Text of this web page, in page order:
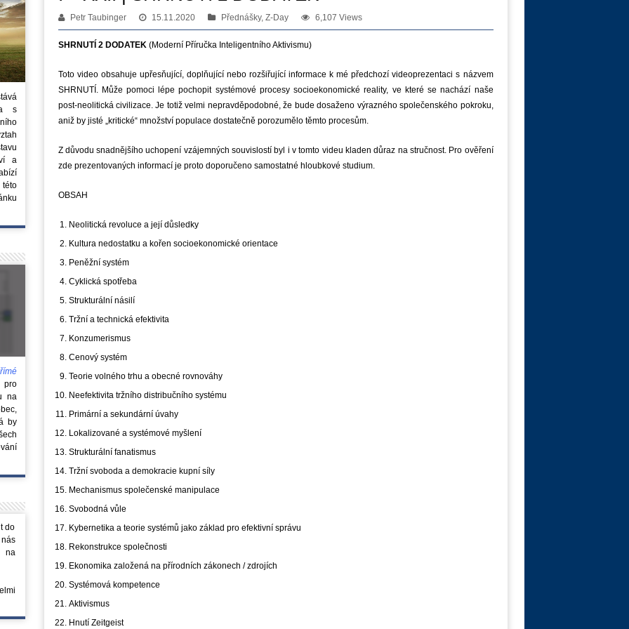
Petr Taubinger 15.11.2020 Přednášky, Z-Day 6,107 Views
SHRNUTÍ 2 DODATEK (Moderní Příručka Inteligentního Aktivismu)
Toto video obsahuje upřesňující, doplňující nebo rozšiřující informace k mé předchozí videoprezentaci s názvem
SHRNUTÍ. Může pomoci lépe pochopit systémové procesy socioekonomické reality, ve které se nachází naše
post-neolitická civilizace. Je totiž velmi nepravděpodobné, že bude dosaženo výrazného společenského pokroku,
aniž by jisté „kritické“ množství populace dostatečně porozumělo těmto procesům.
Z důvodu snadnějšího uchopení vzájemných souvislostí byl i v tomto videu kladen důraz na stručnost. Pro ověření
zde prezentovaných informací je proto doporučeno samostatné hloubkové studium.
OBSAH
Neolitická revoluce a její důsledky
Kultura nedostatku a kořen socioekonomické orientace
Peněžní systém
Cyklická spotřeba
Strukturální násilí
Tržní a technická efektivita
Konzumerismus
Cenový systém
Teorie volného trhu a obecné rovnováhy
Neefektivita tržního distribučního systému
Primární a sekundární úvahy
Lokalizované a systémové myšlení
Strukturální fanatismus
Tržní svoboda a demokracie kupní síly
Mechanismus společenské manipulace
Svobodná vůle
Kybernetika a teorie systémů jako základ pro efektivní správu
Rekonstrukce společnosti
Ekonomika založená na přírodních zákonech / zdrojích
Systémová kompetence
Aktivismus
Hnutí Zeitgeist
s
a
této
pro
na
by
do
na